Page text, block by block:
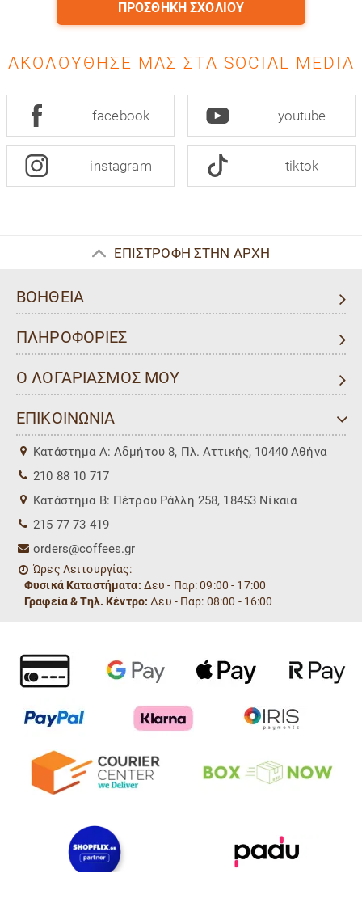
ΠΡΟΣΘΉΚΗ ΣΧΟΛΊΟΥ
ΑΚΟΛΟΎΘΗΣΈ ΜΑΣ ΣΤΑ SOCIAL MEDIA
facebook youtube
instagram tiktok
ΕΠΙΣΤΡΟΦΗ ΣΤΗΝ ΑΡΧΗ
ΒΟΗΘΕΙΑ
ΠΛΗΡΟΦΟΡΙΕΣ
Ο ΛΟΓΑΡΙΑΣΜΟΣ ΜΟΥ
ΕΠΙΚΟΙΝΩΝΙΑ
Kατάστημα Α: Αδμήτου 8, Πλ. Αττικής, 10440 Αθήνα
210 88 10 717
Kατάστημα Β: Πέτρου Ράλλη 258, 18453 Νίκαια
215 77 73 419
orders@coffees.gr
Ώρες Λειτουργίας:
Φυσικά Καταστήματα: Δευ - Παρ: 09:00 - 17:00
Γραφεία & Τηλ. Κέντρο: Δευ - Παρ: 08:00 - 16:00